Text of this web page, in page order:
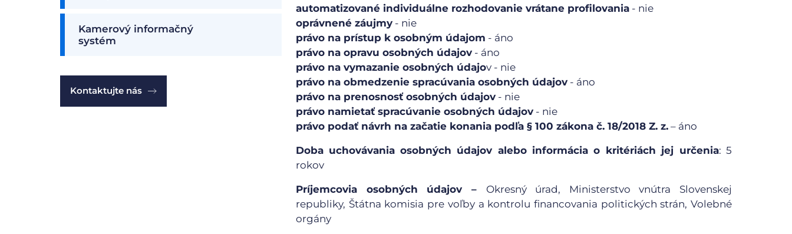
Kamerový informačný
systém
Kontaktujte nás
automatizované individuálne rozhodovanie vrátane profilovania - nie
oprávnené záujmy - nie
právo na prístup k osobným údajom - áno
právo na opravu osobných údajov - áno
právo na vymazanie osobných údajov - nie
právo na obmedzenie spracúvania osobných údajov - áno
právo na prenosnosť osobných údajov - nie
právo namietať spracúvanie osobných údajov - nie
právo podať návrh na začatie konania podľa § 100 zákona č. 18/2018 Z. z. – áno
Doba uchovávania osobných údajov alebo informácia o kritériách jej určenia: 5
rokov
Príjemcovia osobných údajov – Okresný úrad, Ministerstvo vnútra Slovenskej
republiky, Štátna komisia pre voľby a kontrolu financovania politických strán, Volebné
orgány